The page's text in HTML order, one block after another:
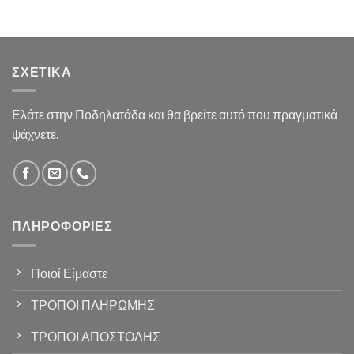
ΣΧΕΤΙΚΆ
Ελάτε στην Ποδηλατάδα και θα βρείτε αυτό που πραγματικά
ψάχνετε.
ΠΛΗΡΟΦΟΡΊΕΣ
Ποιοί Είμαστε
ΤΡΟΠΟΙ ΠΛΗΡΩΜΗΣ
ΤΡΟΠΟΙ ΑΠΟΣΤΟΛΗΣ